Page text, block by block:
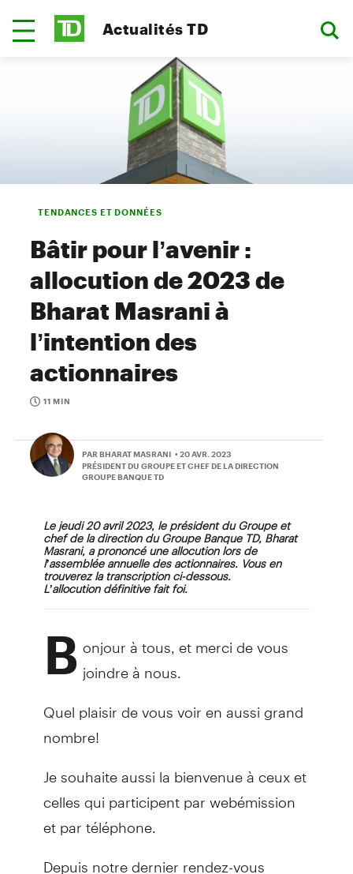
Actualités TD
TENDANCES ET DONNÉES
Bâtir pour l’avenir :
allocution de 2023 de
Bharat Masrani à
l’intention des
actionnaires
11 MIN
PAR BHARAT MASRANI • 20 AVR. 2023
PRÉSIDENT DU GROUPE ET CHEF DE LA DIRECTION
GROUPE BANQUE TD
Le jeudi 20 avril 2023, le président du Groupe et
chef de la direction du Groupe Banque TD, Bharat
Masrani, a prononcé une allocution lors de
l’assemblée annuelle des actionnaires. Vous en
trouverez la transcription ci-dessous.
L’allocution définitive fait foi.
B onjour à tous, et merci de vous
joindre à nous.
Quel plaisir de vous voir en aussi grand
nombre!
Je souhaite aussi la bienvenue à ceux et
celles qui participent par webémission
et par téléphone.
Depuis notre dernier rendez-vous